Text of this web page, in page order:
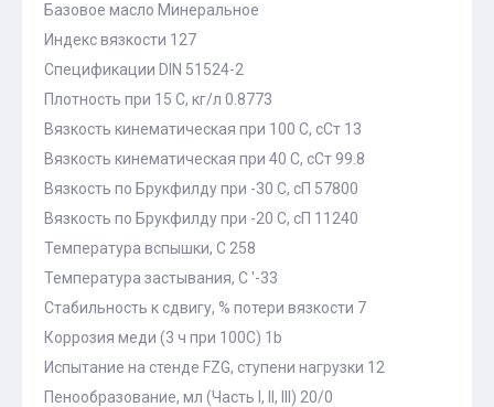
Базовое масло Минеральное
Индекс вязкости 127
Спецификации DIN 51524-2
Плотность при 15 С, кг/л 0.8773
Вязкость кинематическая при 100 С, сСт 13
Вязкость кинематическая при 40 С, сСт 99.8
Вязкость по Брукфилду при -30 С, сП 57800
Вязкость по Брукфилду при -20 С, сП 11240
Температура вспышки, С 258
Температура застывания, С '-33
Стабильность к сдвигу, % потери вязкости 7
Коррозия меди (3 ч при 100С) 1b
Испытание на стенде FZG, ступени нагрузки 12
Пенообразование, мл (Часть I, II, III) 20/0